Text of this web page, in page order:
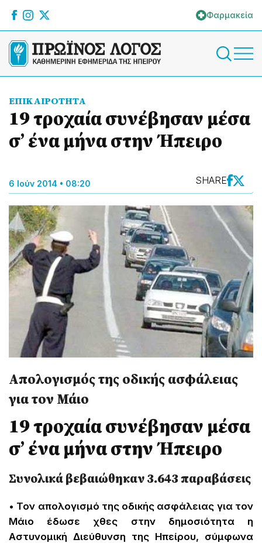
Φαρμακεία
ΕΠΙΚΑΙΡΟΤΗΤΑ
19 τροχαία συνέβησαν μέσα
σ’ ένα μήνα στην Ήπειρο
6 Ιούν 2014 • 08:20 SHARE
Απολογισμός της οδικής ασφάλειας
για τον Μάιο
19 τροχαία συνέβησαν μέσα
σ’ ένα μήνα στην Ήπειρο
Συνολικά βεβαιώθηκαν 3.643 παραβάσεις
• Τον απολογισμό της οδικής ασφάλειας για τον
Μάιο έδωσε χθες στην δημοσιότητα η
Αστυνομική Διεύθυνση της Ηπείρου, σύμφωνα